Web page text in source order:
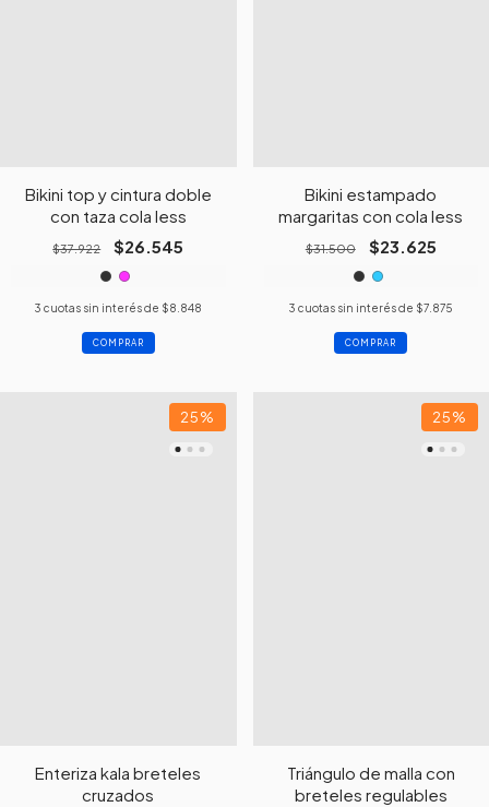
Bikini top y cintura doble
con taza cola less
$37.922 $26.545
3 cuotas sin interés de $8.848
COMPRAR
Bikini estampado
margaritas con cola less
$31.500 $23.625
3 cuotas sin interés de $7.875
COMPRAR
25%
Enteriza kala breteles
cruzados
25%
Triángulo de malla con
breteles regulables